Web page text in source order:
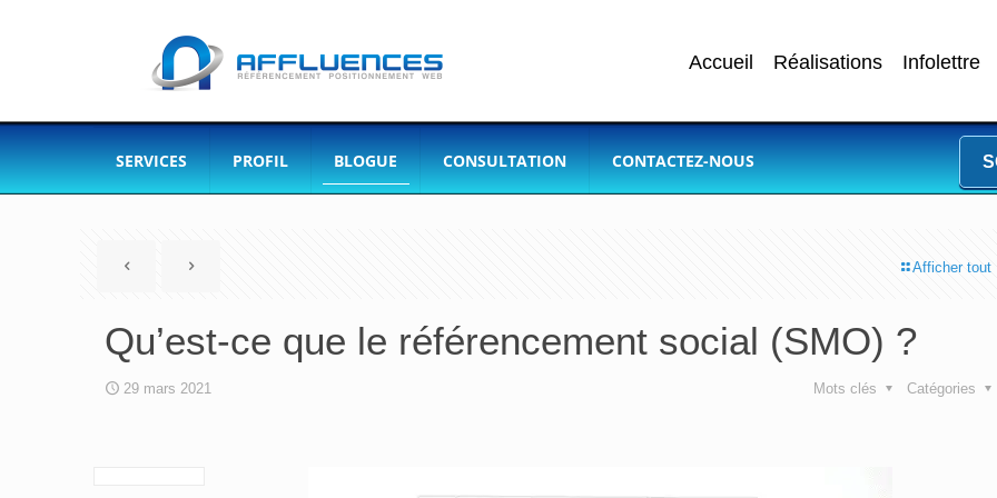
SERVICES PROFIL BLOGUE CONSULTATION CONTACTEZ-NOUS
Accueil Réalisations Infolettre
Afficher tout
Qu’est-ce que le référencement social (SMO) ?
29 mars 2021 Catégories
Mots clés